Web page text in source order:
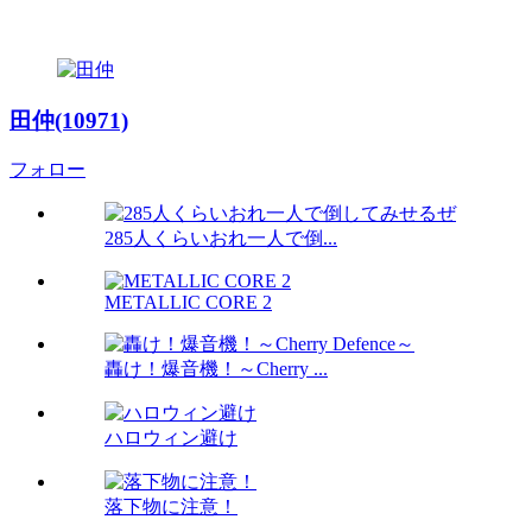
田仲(10971)
フォロー
285人くらいおれ一人で倒...
METALLIC CORE 2
轟け！爆音機！～Cherry ...
ハロウィン避け
落下物に注意！